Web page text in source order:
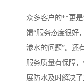
众多客户的**更
馈“服务态度很好
渗水的问题”。还
服务质量有保障
展防水及时解决